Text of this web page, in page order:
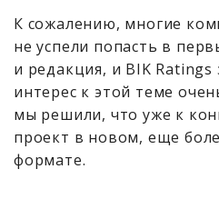
К сожалению, многие
не успели попасть в
и редакция, и BIK Ratings
интерес к этой теме
мы решили, что уже к
проект в новом, еще
формате.